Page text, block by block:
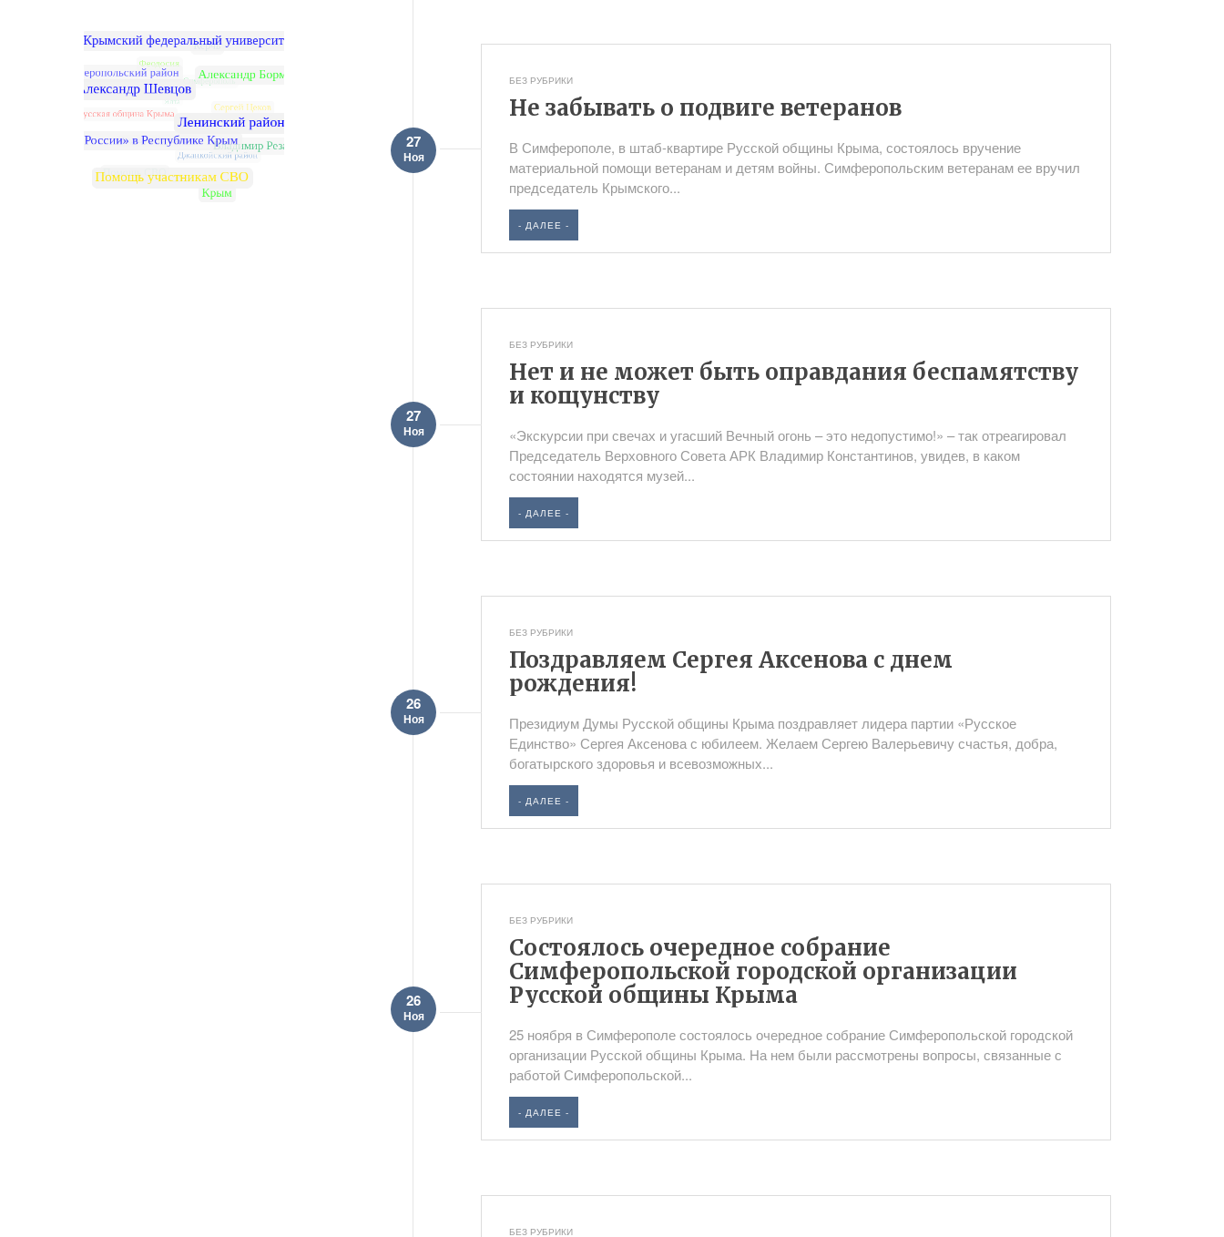
БЕЗ РУБРИКИ
Не забывать о подвиге ветеранов
27
Ноя
В Симферополе, в штаб-квартире Русской общины Крыма, состоялось вручение
материальной помощи ветеранам и детям войны. Симферопольским ветеранам ее вручил
председатель Крымского...
- ДАЛЕЕ -
БЕЗ РУБРИКИ
Нет и не может быть оправдания беспамятству
и кощунству
27
Ноя
«Экскурсии при свечах и угасший Вечный огонь – это недопустимо!» – так отреагировал
Председатель Верховного Совета АРК Владимир Константинов, увидев, в каком
состоянии находятся музей...
- ДАЛЕЕ -
БЕЗ РУБРИКИ
Поздравляем Сергея Аксенова с днем
рождения!
26
Ноя
Президиум Думы Русской общины Крыма поздравляет лидера партии «Русское
Единство» Сергея Аксенова с юбилеем. Желаем Сергею Валерьевичу счастья, добра,
богатырского здоровья и всевозможных...
- ДАЛЕЕ -
БЕЗ РУБРИКИ
Состоялось очередное собрание
Симферопольской городской организации
Русской общины Крыма
26
Ноя
25 ноября в Симферополе состоялось очередное собрание Симферопольской городской
организации Русской общины Крыма. На нем были рассмотрены вопросы, связанные с
работой Симферопольской...
- ДАЛЕЕ -
БЕЗ РУБРИКИ